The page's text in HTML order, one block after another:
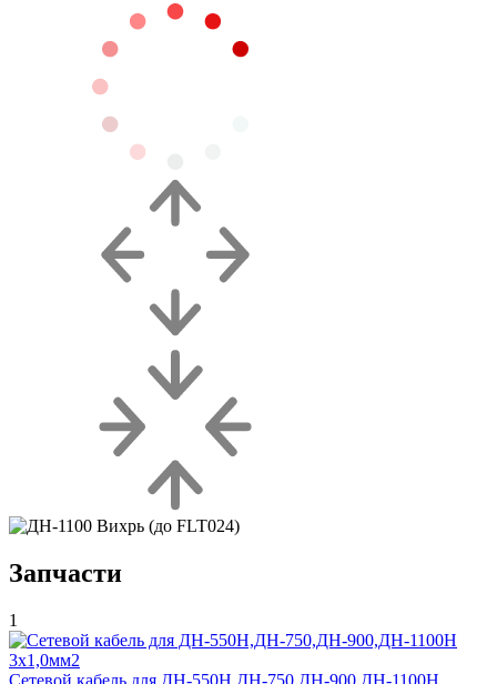
Запчасти
1
Сетевой кабель для ДН-550Н,ДН-750,ДН-900,ДН-1100Н